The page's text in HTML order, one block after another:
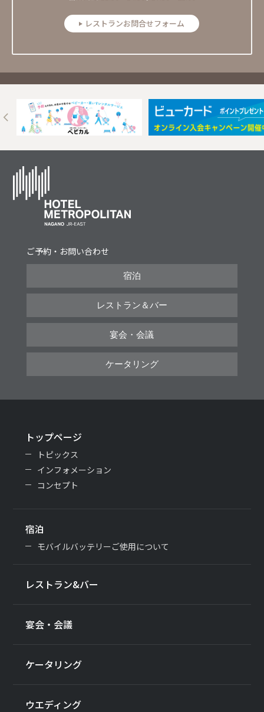
レストランお問合せフォーム
ご予約・お問い合わせ
宿泊
レストラン＆バー
宴会・会議
ケータリング
トップページ
トピックス
インフォメーション
コンセプト
宿泊
モバイルバッテリーご使用について
レストラン&バー
宴会・会議
ケータリング
ウエディング